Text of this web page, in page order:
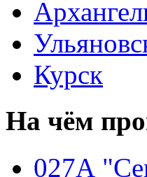
Курск
На чём
027А